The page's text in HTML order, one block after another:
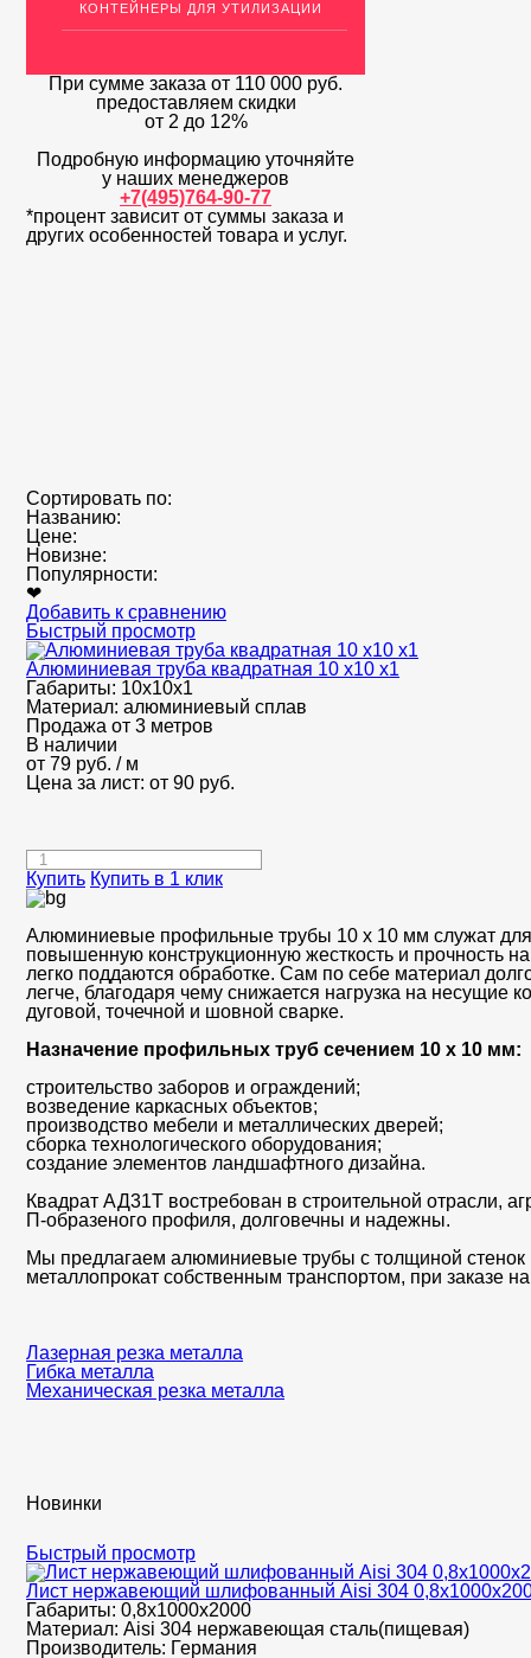
КОНТЕЙНЕРЫ ДЛЯ УТИЛИЗАЦИИ
При сумме заказа от 110 000 руб.
предоставляем скидки
от 2 до 12%
Подробную информацию уточняйте
у наших менеджеров
+7(495)764-90-77
*процент зависит от суммы заказа и
других особенностей товара и услуг.
Сортировать по:
Названию:
Цене:
Новизне:
Популярности:
❤
Добавить к сравнению
Быстрый просмотр
Алюминиевая труба квадратная 10 х10 х1
Габариты: 10х10х1
Материал: алюминиевый сплав
Продажа от 3 метров
В наличии
от 79 руб. / м
Цена за лист: от 90 руб.
Купить Купить в 1 клик
Алюминиевые профильные трубы 10 х 10 мм служат для
повышенную конструкционную жесткость и прочность
легко поддаются обработке. Сам по себе материал
легче, благодаря чему снижается нагрузка на
дуговой, точечной и шовной сварке.
Назначение профильных труб сечением 10 х 10 мм:
строительство заборов и ограждений;
возведение каркасных объектов;
производство мебели и металлических дверей;
сборка технологического оборудования;
создание элементов ландшафтного дизайна.
Квадрат АД31Т востребован в строительной отрасли,
П-образеного профиля, долговечны и надежны.
Мы предлагаем алюминиевые трубы с толщиной стенок
металлопрокат собственным транспортом, при заказе
Лазерная резка металла
Гибка металла
Механическая резка металла
Новинки
Быстрый просмотр
Лист нержавеющий шлифованный Aisi 304
Габариты: 0,8х1000х2000
Материал: Aisi 304 нержавеющая сталь(пищевая)
Производитель: Германия